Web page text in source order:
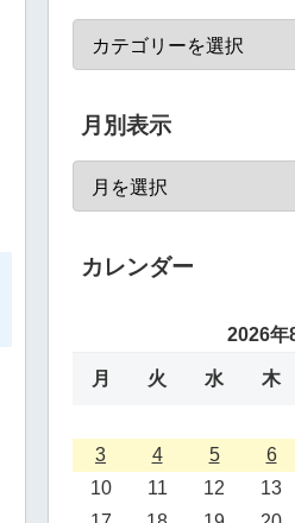
月別表示
カレンダー
2026年
月 火 水 木
3
4 5 6
10
11 12 13